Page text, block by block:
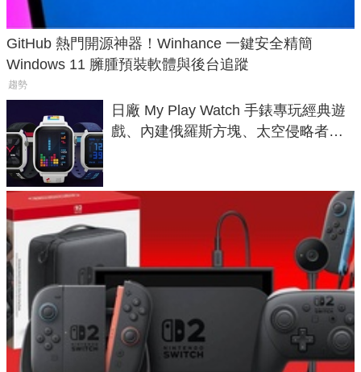
GitHub 熱門開源神器！Winhance 一鍵安全精簡
Windows 11 臃腫預裝軟體與後台追蹤
趨勢
日廠 My Play Watch 手錶專玩經典遊
戲、內建俄羅斯方塊、太空侵略者，